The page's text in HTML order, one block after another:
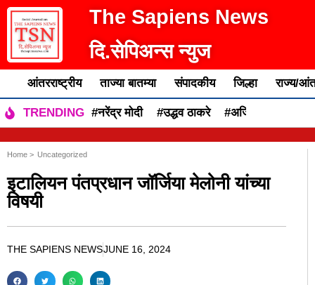
The Sapiens News
दि.सेपिअन्स न्युज
आंतरराष्ट्रीय ताज्या बातम्या संपादकीय जिल्हा राज्य/
TRENDING #नरेंद्र मोदी #उद्धव ठाकरे #अजित पवार
Home > Uncategorized
इटालियन पंतप्रधान जॉर्जिया मेलोनी यांच्या
विषयी
THE SAPIENS NEWSJUNE 16, 2024